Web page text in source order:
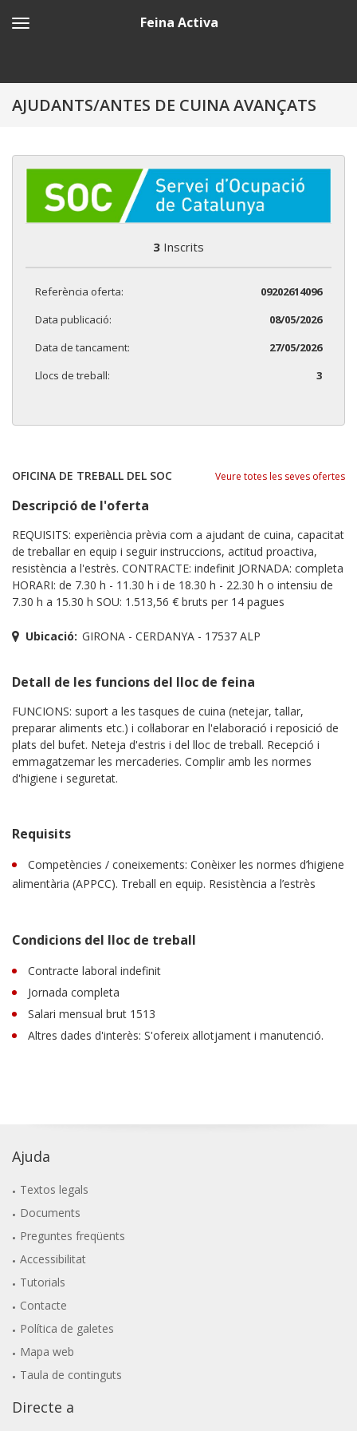
Feina Activa
AJUDANTS/ANTES DE CUINA AVANÇATS
3 Inscrits
Referència oferta:
09202614096
Data publicació:
08/05/2026
Data de tancament:
27/05/2026
Llocs de treball:
3
OFICINA DE TREBALL DEL SOC Veure totes les seves ofertes
Descripció de l'oferta
REQUISITS: experiència prèvia com a ajudant de cuina, capacitat
de treballar en equip i seguir instruccions, actitud proactiva,
resistència a l'estrès. CONTRACTE: indefinit JORNADA: completa
HORARI: de 7.30 h - 11.30 h i de 18.30 h - 22.30 h o intensiu de
7.30 h a 15.30 h SOU: 1.513,56 € bruts per 14 pagues
Ubicació: GIRONA - CERDANYA - 17537 ALP
Detall de les funcions del lloc de feina
FUNCIONS: suport a les tasques de cuina (netejar, tallar,
preparar aliments etc.) i col·laborar en l'elaboració i reposició de
plats del bufet. Neteja d'estris i del lloc de treball. Recepció i
emmagatzemar les mercaderies. Complir amb les normes
d'higiene i seguretat.
Requisits
Competències / coneixements: Conèixer les normes d’higiene
alimentària (APPCC). Treball en equip. Resistència a l’estrès
Condicions del lloc de treball
Contracte laboral indefinit
Jornada completa
Salari mensual brut 1513
Altres dades d'interès: S'ofereix allotjament i manutenció.
Ajuda
Textos legals
Documents
Preguntes freqüents
Accessibilitat
Tutorials
Contacte
Política de galetes
Mapa web
Taula de continguts
Directe a